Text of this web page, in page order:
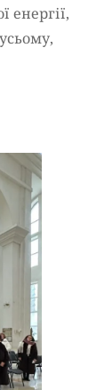
енергії,